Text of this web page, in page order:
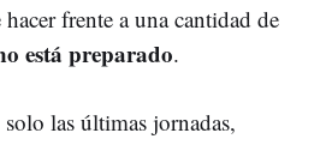
frente a una cantidad de
está preparado.
las últimas jornadas,